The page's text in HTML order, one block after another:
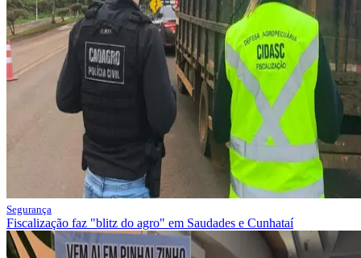
Segurança
Fiscalização faz "blitz do agro" em Saudades e Cunhataí